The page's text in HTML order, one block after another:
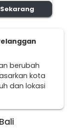
berubah
kota
dan lokasi